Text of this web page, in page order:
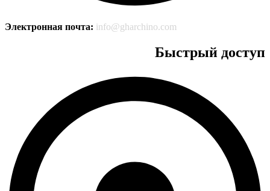
Электронная почта: info@gharchino.com
Быстрый доступ